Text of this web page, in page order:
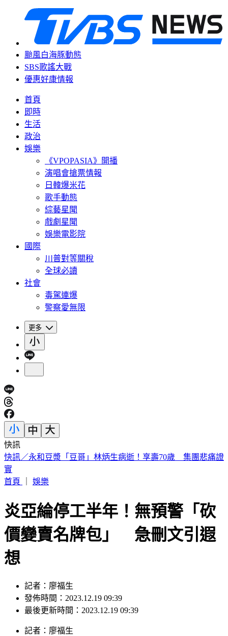
颱風白海豚動態
SBS歌謠大戰
優惠好康情報
首頁
即時
生活
政治
娛樂
《VPOPASIA》開播
演唱會搶票情報
日韓爆米花
歌手動態
綜藝星聞
戲劇星聞
娛樂電影院
國際
川普對等關稅
全球必讀
社會
毒駕連爆
警察愛無限
更多
快訊
獨／阿公比YA成訣別！家屬控「達文西手術劃破腸」術後12
天亡
首頁
娛樂
炎亞綸停工半年！無預警「砍
價變賣名牌包」 急刪文引遐
想
記者：廖福生
發佈時間：2023.12.19 09:39
最後更新時間：2023.12.19 09:39
記者 ： 廖福生